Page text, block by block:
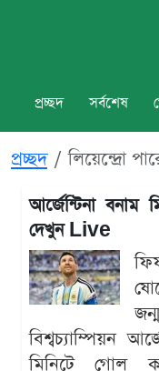
প্রচ্ছদ সর্বশেষ
প্রচ্ছদ লিয়েন্দ্রো
আর্জেন্টিনা
দেখুন Live
বিশ্বচ্যাম্পিয়ন
মিনিটে গোল